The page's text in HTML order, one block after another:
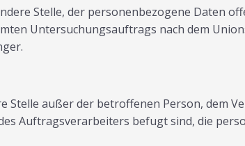
Stelle, der personenbezogene Daten
Untersuchungsauftrags nach dem
außer der betroffenen Person, dem
Auftragsverarbeiters befugt sind, die